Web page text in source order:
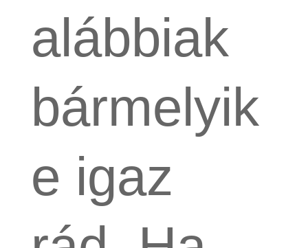
alábbiak
bármelyik
e igaz